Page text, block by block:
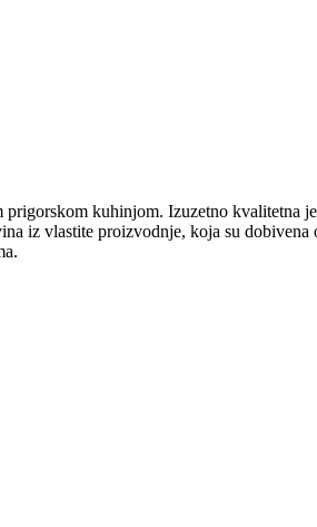
prigorskom kuhinjom. Izuzetno kvalitetna
iz vlastite proizvodnje, koja su